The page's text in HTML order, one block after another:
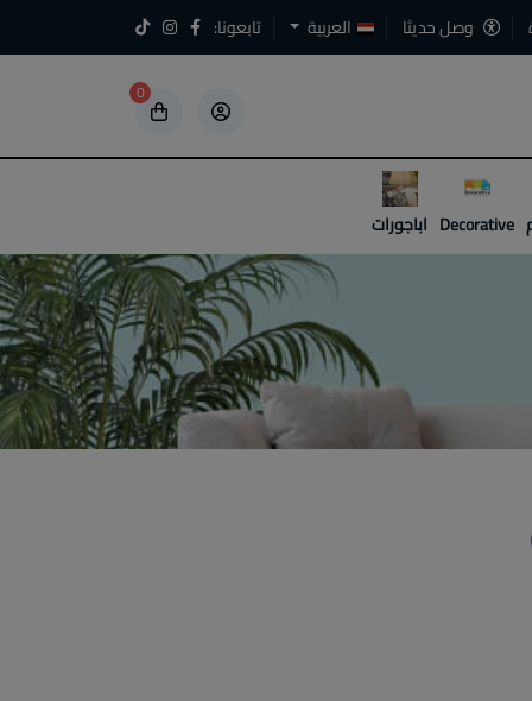
وصل حديثا العربية تابعونا:
0
5
5
Decorative اباجورات